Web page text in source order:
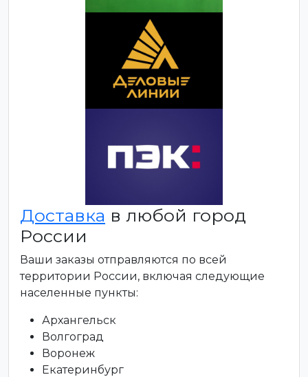
Доставка в любой город
России
Ваши заказы отправляются по всей
территории России, включая следующие
населенные пункты:
Архангельск
Волгоград
Воронеж
Екатеринбург